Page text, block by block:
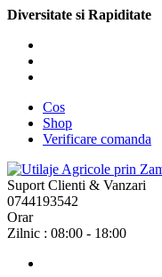
Diversitate si Rapiditate
Cos
Shop
Verificare comanda
Suport Clienti & Vanzari
0744193542
Orar
Zilnic : 08:00 - 18:00